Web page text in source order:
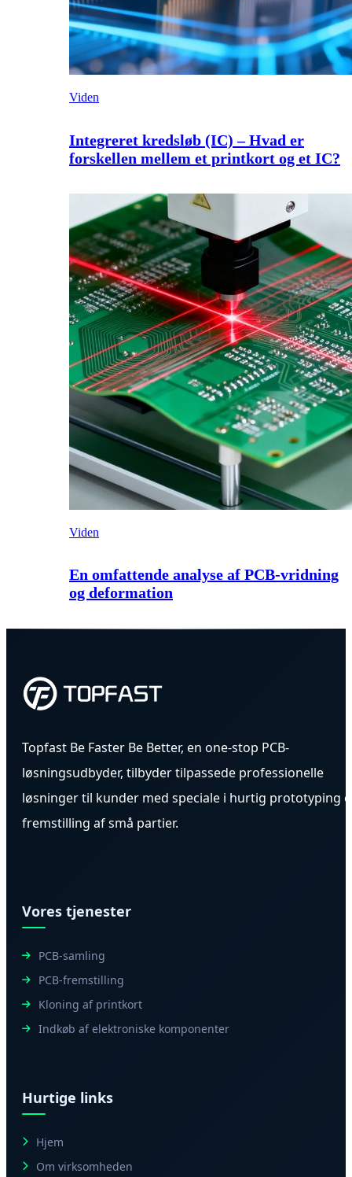
Viden
Integreret kredsløb (IC) – Hvad er
forskellen mellem et printkort og et IC?
Viden
En omfattende analyse af PCB-vridning
og deformation
Topfast Be Faster Be Better, en one-stop PCB-
løsningsudbyder, tilbyder tilpassede professionelle
løsninger til kunder med speciale i hurtig prototyping
fremstilling af små partier.
Vores tjenester
PCB-samling
PCB-fremstilling
Kloning af printkort
Indkøb af elektroniske komponenter
Hurtige links
Hjem
Om virksomheden